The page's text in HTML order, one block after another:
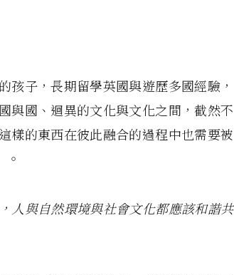
孩子，長期留學英國與遊歷多國經驗，
與國、迴異的文化與文化之間，截然不
樣的東西在彼此融合的過程中也需要被
人與自然環境與社會文化都應該和諧共